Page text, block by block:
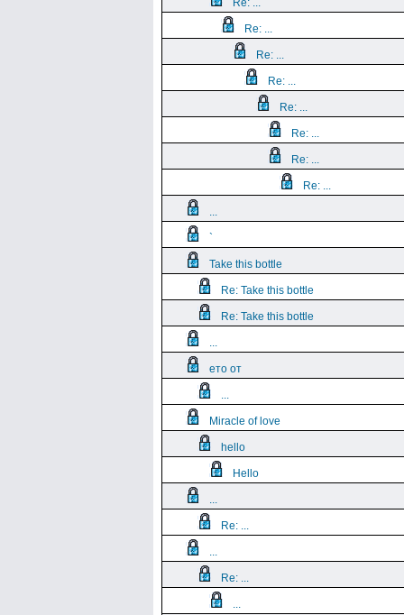
Re: ...
Re: ...
Re: ...
Re: ...
Re: ...
Re: ...
Re: ...
Re: ...
...
`
Take this bottle
Re: Take this bottle
Re: Take this bottle
...
ето от
...
Miracle of love
hello
Hello
...
Re: ...
...
Re: ...
...